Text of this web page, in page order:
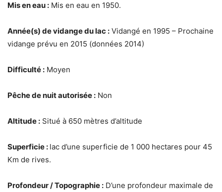
Mis en eau : Mis en eau en 1950.
Année(s) de vidange du lac : Vidangé en 1995 – Prochaine
vidange prévu en 2015 (données 2014)
Difficulté : Moyen
Pêche de nuit autorisée : Non
Altitude : Situé à 650 mètres d’altitude
Superficie : lac d’une superficie de 1 000 hectares pour 45
Km de rives.
Profondeur / Topographie : D’une profondeur maximale de